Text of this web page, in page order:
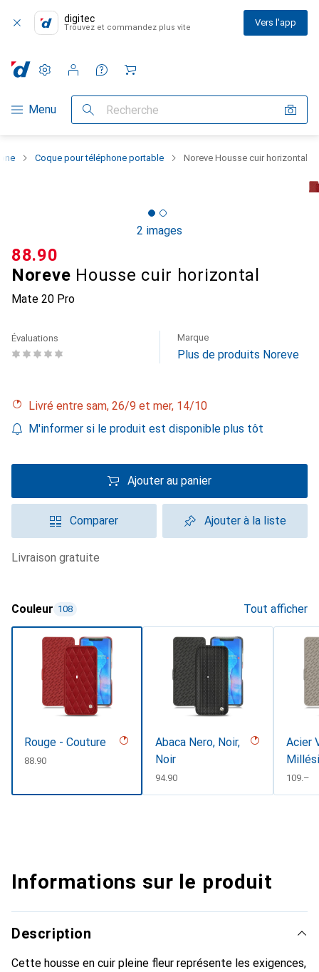
digitec
Trouvez et commandez plus vite Vers l'app
Navigation par catégorie
Menu Recherche
Paramètres
Compte client
Listes de comparaison
Listes d'envies
Panier
Coque pour téléphone portable Noreve Housse cuir horizontal
2 images
Noreve Housse cuir horizontal
Mate 20 Pro
CHF
88.90
Évaluations Marque
Plus de produits Noreve
Livré entre sam, 26/9 et mer, 14/10
M'informer si le produit est disponible plus tôt
Ajouter au panier
Comparer Ajouter à la liste
livraison gratuite
Couleur 108 Tout afficher
Rouge - Couture
CHF
88.90
Abaca Nero, Noir,
Noir
CHF
94.90
Acier
CHF
109.–
Informations sur le produit
Description
Cette housse en cuir pleine fleur représente les exigences,